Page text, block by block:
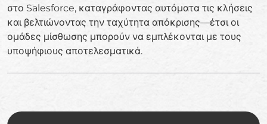
στο Salesforce, καταγράφοντας αυτόματα τις κλήσεις
και βελτιώνοντας την ταχύτητα απόκρισης—έτσι οι
ομάδες μίσθωσης μπορούν να εμπλέκονται με τους
υποψήφιους αποτελεσματικά.